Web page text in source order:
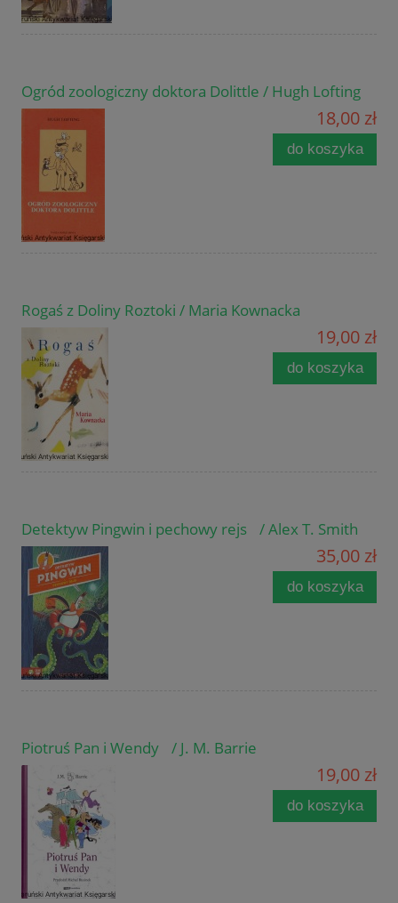
Ogród zoologiczny doktora Dolittle / Hugh Lofting
18,00 zł
do koszyka
Rogaś z Doliny Roztoki / Maria Kownacka
19,00 zł
do koszyka
Detektyw Pingwin i pechowy rejs / Alex T. Smith
35,00 zł
do koszyka
Piotruś Pan i Wendy / J. M. Barrie
19,00 zł
do koszyka